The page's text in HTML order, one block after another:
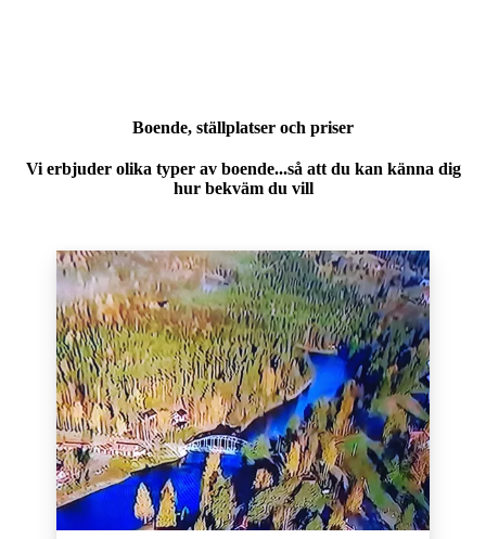
Boende, ställplatser och priser
Vi erbjuder olika typer av boende...så att du kan känna dig
hur bekväm du vill